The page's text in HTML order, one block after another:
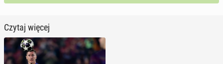
Czytaj więcej